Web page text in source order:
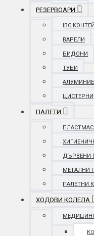
РЕЗЕРВОАРИ
IBC
ВАРЕЛИ
БИДОНИ
ТУБИ
ЦИСТЕРНИ
ПАЛЕТИ
ДЪРВЕНИ
МЕТАЛНИ
ПАЛЕТНИ
ХОДОВИ КОЛЕЛА